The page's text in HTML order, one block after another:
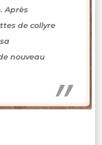
Après
de collyre
nouveau